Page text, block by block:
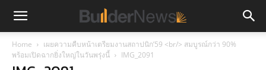
Home
เผยความคืบหน้าเตรียมงานสถาปนิก’59 <br/> สมบูรณ์กว่า 90%
พร้อมเปิดฉากยิ่งใหญ่ในวันพรุ่งนี้
IMG_2091